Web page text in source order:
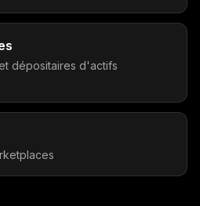
dépositaires d'actifs